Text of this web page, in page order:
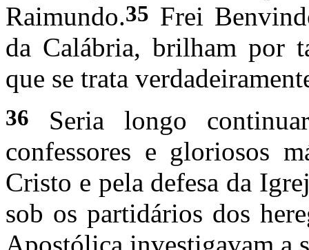
Raimundo.35 Frei
da Calábria, brilham por
que se trata
36
Seria longo
confessores e gloriosos
Cristo e pela defesa da
sob os partidários dos